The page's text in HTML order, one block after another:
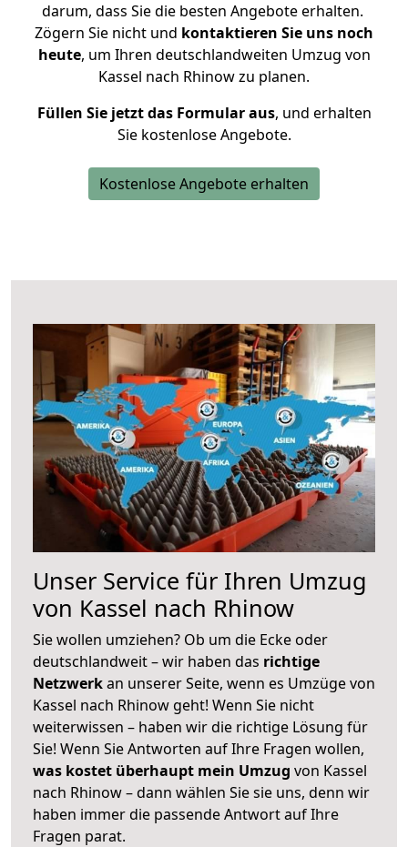
darum, dass Sie die besten Angebote erhalten.
Zögern Sie nicht und kontaktieren Sie uns noch
heute, um Ihren deutschlandweiten Umzug von
Kassel nach Rhinow zu planen.
Füllen Sie jetzt das Formular aus, und erhalten
Sie kostenlose Angebote.
Kostenlose Angebote erhalten
Unser Service für Ihren Umzug
von Kassel nach Rhinow
Sie wollen umziehen? Ob um die Ecke oder
deutschlandweit – wir haben das richtige
Netzwerkan unserer Seite, wenn es Umzüge von
Kassel nach Rhinow geht! Wenn Sie nicht
weiterwissen – haben wir die richtige Lösung für
Sie! Wenn Sie Antworten auf Ihre Fragen wollen,
was kostet überhaupt mein Umzug von Kassel
nach Rhinow – dann wählen Sie sie uns, denn wir
haben immer die passende Antwort auf Ihre
Fragen parat.